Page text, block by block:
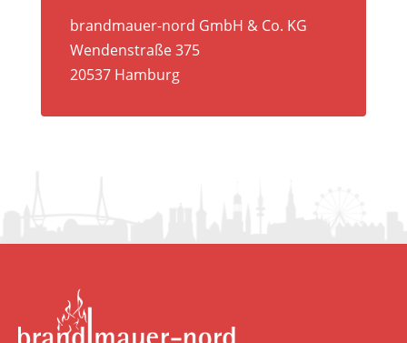
brandmauer-nord GmbH & Co. KG
Wendenstraße 375
20537 Hamburg